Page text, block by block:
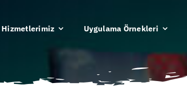
Hizmetlerimiz Uygulama Örnekleri